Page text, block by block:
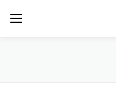
Menu